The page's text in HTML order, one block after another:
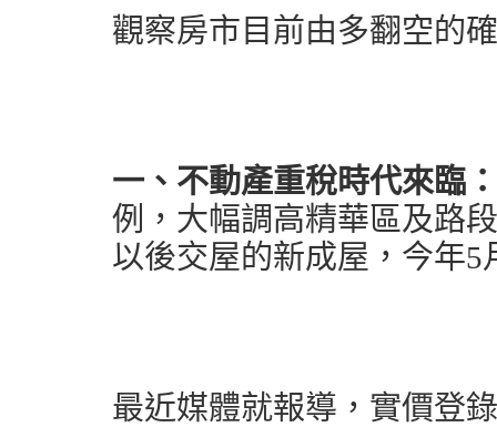
觀察房市目前由多翻空的
一、不動產重稅時代來臨：
例，大幅調高精華區及路
以後交屋的新成屋，今年
最近媒體就報導，實價登